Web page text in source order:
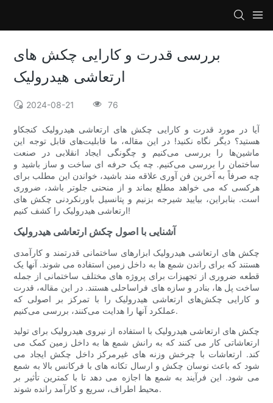
بررسی قدرت و کارایی چکش های
ارتعاشی هیدرولیک
2024-08-21 76
آیا در مورد قدرت و کارایی چکش های ارتعاشی هیدرولیک کنجکاو
هستید؟ دیگر نگاه نکنید! در این مقاله، ما قابلیت‌های قابل توجه این
ماشین‌ها را بررسی می‌کنیم و چگونگی ایجاد انقلابی در صنعت
ساختمان را بررسی می‌کنیم. چه یک حرفه ای ساخت و ساز باشید و
چه صرفاً به آخرین فن آوری علاقه مند باشید، خواندن این مطلب برای
هرکسی که می خواهد مطلع بماند و از منحنی جلوتر باشد، ضروری
است. بنابراین، بیایید شیرجه بزنیم و پتانسیل باورنکردنی چکش های
ارتعاشی هیدرولیک را کشف کنیم!
آشنایی با اصول چکش ارتعاشی هیدرولیک
چکش های ارتعاشی هیدرولیک ابزارهای ساختمانی قدرتمند و کارآمدی
هستند که برای راندن شمع ها به داخل زمین استفاده می شوند. آنها یک
قطعه ضروری از تجهیزات برای پروژه های مختلف ساختمانی از جمله
ساخت پل ها، بنادر و سازه های فراساحلی هستند. در این مقاله، قدرت
و کارایی چکش‌های ارتعاشی هیدرولیک را با تمرکز بر اصولی که
عملکرد آنها را هدایت می‌کنند، بررسی می‌کنیم.
چکش های ارتعاشی هیدرولیک با استفاده از نیروی هیدرولیک برای تولید
ارتعاشاتی کار می کنند که به رانش شمع ها به داخل زمین کمک می
کند. ارتعاشات با چرخش وزنه های غیرمرکز داخل چکش ایجاد می
شود که باعث نوسان چکش و ارسال تکانه های با فرکانس بالا به شمع
می شود. این فرآیند به شمع ها اجازه می دهد تا با کمترین تأثیر بر
محیط اطراف، سریع و کارآمد رانده شوند.